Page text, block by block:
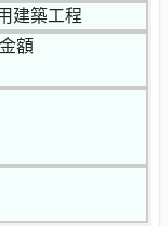
建築工程
額